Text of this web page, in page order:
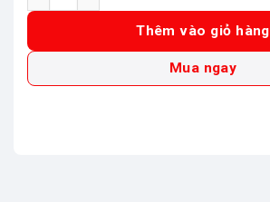
Thêm vào giỏ hàng
Mua ngay